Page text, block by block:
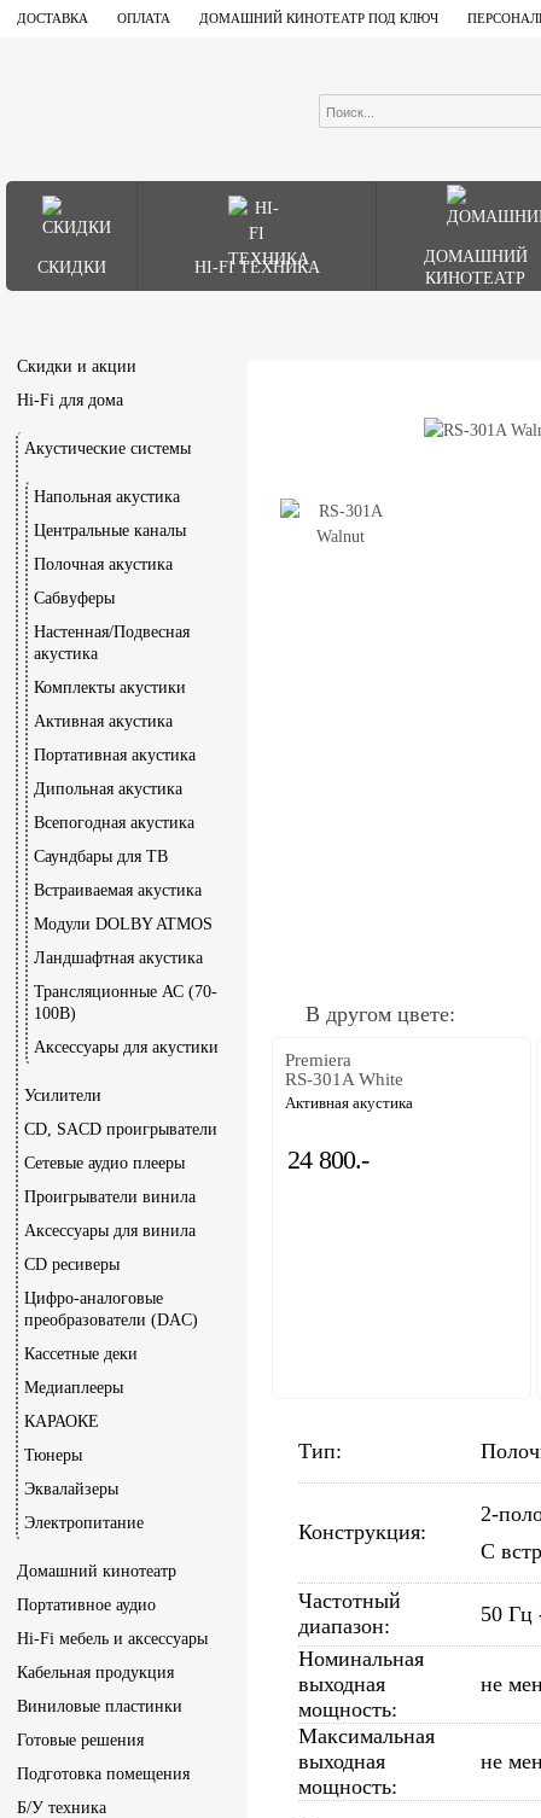
ДОСТАВКА ОПЛАТА ДОМАШНИЙ КИНОТЕАТР ПОД КЛЮЧ
СКИДКИ HI-FI ТЕХНИКА
ДОМАШНИЙ
КИНОТЕАТР
Скидки и акции
Hi-Fi для дома
Акустические системы
Напольная акустика
Центральные каналы
Полочная акустика
Сабвуферы
Настенная/Подвесная
акустика
Комплекты акустики
Активная акустика
Портативная акустика
Дипольная акустика
Всепогодная акустика
Саундбары для ТВ
Встраиваемая акустика
Модули DOLBY ATMOS
Ландшафтная акустика
Трансляционные АС (70-
100В)
Аксессуары для акустики
Усилители
CD, SACD проигрыватели
Сетевые аудио плееры
Проигрыватели винила
Аксессуары для винила
CD ресиверы
Цифро-аналоговые
преобразователи (DAC)
Кассетные деки
Медиаплееры
КАРАОКЕ
Тюнеры
Эквалайзеры
Электропитание
Домашний кинотеатр
Портативное аудио
Hi-Fi мебель и аксессуары
Кабельная продукция
Виниловые пластинки
Готовые решения
Подготовка помещения
Б/У техника
В другом цвете:
Premiera
RS-301A White
Активная акустика
24 800.-
Тип:
Конструкция:
2-
С
Частотный
диапазон:
50 Гц
Номинальная
выходная
мощность:
не
Максимальная
выходная
мощность:
не